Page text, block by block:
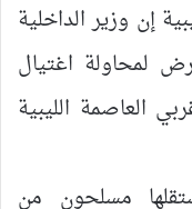
إن وزير الداخلية
لمحاولة اغتيال
العاصمة الليبية
مسلحون من